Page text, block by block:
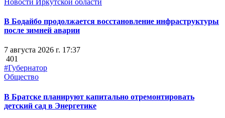
Новости Иркутской области
В Бодайбо продолжается восстановление инфраструктуры
после зимней аварии
7 августа 2026 г. 17:37
401
#Губернатор
Общество
В Братске планируют капитально отремонтировать
детский сад в Энергетике